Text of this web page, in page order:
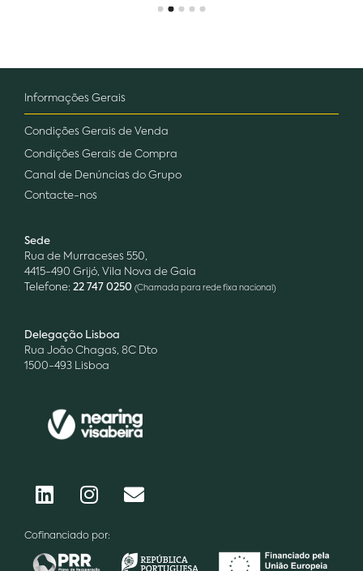
Informações Gerais
Condições Gerais de Venda
Condições Gerais de Compra
Canal de Denúncias do Grupo
Contacte-nos
Sede
Rua de Murraceses 550,
4415-490 Grijó, Vila Nova de Gaia
Telefone: 22 747 0250 (Chamada para rede fixa nacional)
Delegação Lisboa
Rua João Chagas, 8C Dto
1500-493 Lisboa
Cofinanciado por: